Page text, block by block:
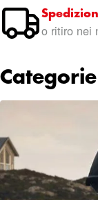
o ritiro nei
Categorie